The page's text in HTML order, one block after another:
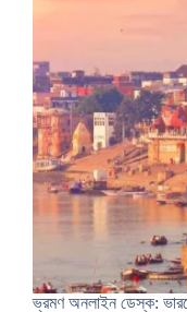
ভ্রমণ অনলাইন ডেস্ক: